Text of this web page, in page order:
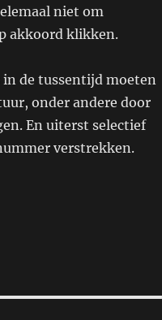
niet om
akkoord klikken.
in de tussentijd moeten
onder andere door
En uiterst selectief
verstrekken.